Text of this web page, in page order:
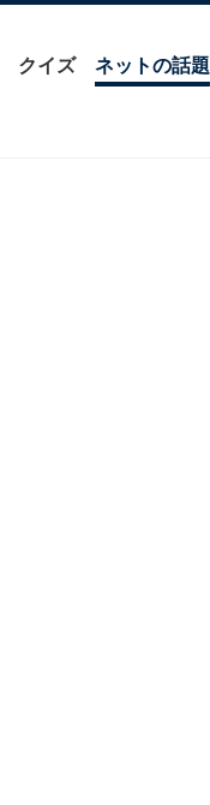
クイズ ネットの話題